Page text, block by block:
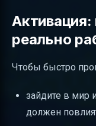
Активация:
реально
Чтобы быстро
зайдите в мир
должен